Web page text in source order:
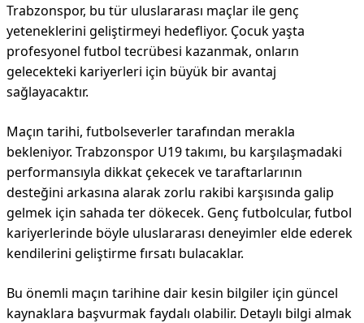
Trabzonspor, bu tür uluslararası maçlar ile genç
yeteneklerini geliştirmeyi hedefliyor. Çocuk yaşta
profesyonel futbol tecrübesi kazanmak, onların
gelecekteki kariyerleri için büyük bir avantaj
sağlayacaktır.
Maçın tarihi, futbolseverler tarafından merakla
bekleniyor. Trabzonspor U19 takımı, bu karşılaşmadaki
performansıyla dikkat çekecek ve taraftarlarının
desteğini arkasına alarak zorlu rakibi karşısında galip
gelmek için sahada ter dökecek. Genç futbolcular, futbol
kariyerlerinde böyle uluslararası deneyimler elde ederek
kendilerini geliştirme fırsatı bulacaklar.
Bu önemli maçın tarihine dair kesin bilgiler için güncel
kaynaklara başvurmak faydalı olabilir. Detaylı bilgi almak